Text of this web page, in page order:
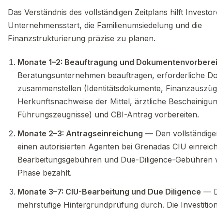
Das Verständnis des vollständigen Zeitplans hilft
Unternehmensstart, die Familienumsiedelung und die
Finanzstrukturierung präzise zu planen.
Monate 1–2: Beauftragung und
Beratungsunternehmen beauftragen, erforderliche
zusammenstellen (Identitätsdokumente,
Herkunftsnachweise der Mittel, ärztliche
Führungszeugnisse) und CBI-Antrag vorbereiten.
Monate 2–3: Antragseinreichung — Den
einen autorisierten Agenten bei Grenadas CIU
Bearbeitungsgebühren und Due-Diligence-Gebühren
Phase bezahlt.
Monate 3–7: CIU-Bearbeitung und Due Diligence —
mehrstufige Hintergrundprüfung durch. Die